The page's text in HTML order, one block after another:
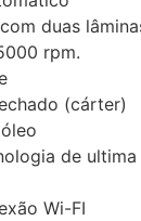
duas
rpm.
(cárter)
de
Wi-FI